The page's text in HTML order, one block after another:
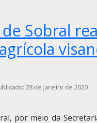
Sobral
28 de janeiro de 2020
por meio da